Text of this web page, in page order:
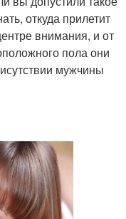
откуда прилетит
внимания, и от
пола они
мужчины